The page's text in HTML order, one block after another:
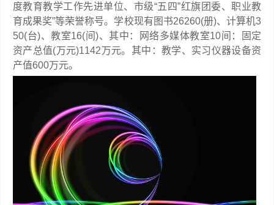
度教育教学工作先进单位、市级“五四”红旗团委、职业教
育成果奖”等荣誉称号。学校现有图书26260(册)、计算机3
50(台)、教室16(间)、其中：网络多媒体教室10间：固定
资产总值(万元)1142万元。其中：教学、实习仪器设备资
产值600万元。